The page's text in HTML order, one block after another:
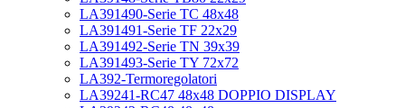
LA391490-Serie TC 48x48
LA391491-Serie TF 22x29
LA391492-Serie TN 39x39
LA391493-Serie TY 72x72
LA392-Termoregolatori
LA39241-RC47 48x48 DOPPIO DISPLAY